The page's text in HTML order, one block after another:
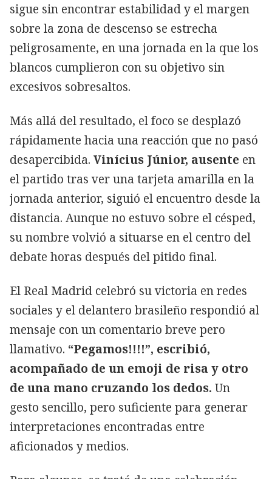
sigue sin encontrar estabilidad y el margen
sobre la zona de descenso se estrecha
peligrosamente, en una jornada en la que los
blancos cumplieron con su objetivo sin
excesivos sobresaltos.
Más allá del resultado, el foco se desplazó
rápidamente hacia una reacción que no pasó
desapercibida. Vinícius Júnior, ausente en
el partido tras ver una tarjeta amarilla en la
jornada anterior, siguió el encuentro desde la
distancia. Aunque no estuvo sobre el césped,
su nombre volvió a situarse en el centro del
debate horas después del pitido final.
El Real Madrid celebró su victoria en redes
sociales y el delantero brasileño respondió al
mensaje con un comentario breve pero
llamativo. “Pegamos!!!!”, escribió,
acompañado de un emoji de risa y otro
de una mano cruzando los dedos. Un
gesto sencillo, pero suficiente para generar
interpretaciones encontradas entre
aficionados y medios.